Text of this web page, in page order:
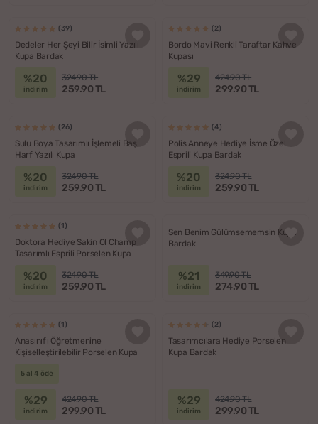
(39)
Dedeler Her Şeyi Bilir İsimli Yazılı
Kupa Bardak
%20
indirim
324.90 TL
259.90 TL
(2)
Bordo Mavi Renkli Taraftar Kahve
Kupası
%29
indirim
424.90 TL
299.90 TL
(26)
Sulu Boya Tasarımlı İşlemeli Baş
Harf Yazılı Kupa
%20
indirim
324.90 TL
259.90 TL
(4)
Polis Anneye Hediye İsme Özel
Esprili Kupa Bardak
%20
indirim
324.90 TL
259.90 TL
(1)
Doktora Hediye Sakin Ol Champ
Tasarımlı Esprili Porselen Kupa
%20
indirim
324.90 TL
259.90 TL
Sen Benim Gülümsememsin Kupa
Bardak
%21
indirim
349.90 TL
274.90 TL
(1)
Anasınıfı Öğretmenine
Kişiselleştirilebilir Porselen Kupa
5 al 4 öde
%29
indirim
424.90 TL
299.90 TL
(2)
Tasarımcılara Hediye Porselen
Kupa Bardak
%29
indirim
424.90 TL
299.90 TL